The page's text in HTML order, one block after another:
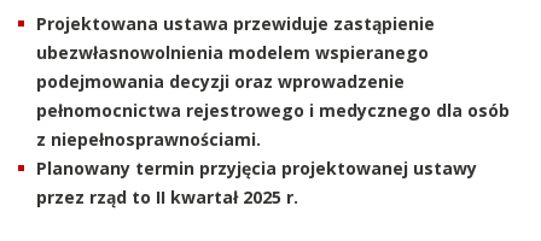
Projektowana ustawa przewiduje zastąpienie
ubezwłasnowolnienia modelem wspieranego
podejmowania decyzji oraz wprowadzenie
pełnomocnictwa rejestrowego i medycznego dla osób
z niepełnosprawnościami.
Planowany termin przyjęcia projektowanej ustawy
przez rząd to II kwartał 2025 r.